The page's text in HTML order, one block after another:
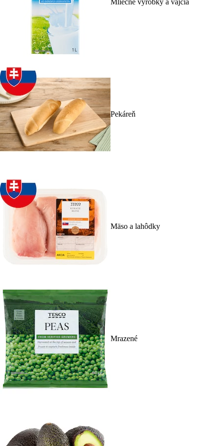
Mliečne výrobky a vajcia
Pekáreň
Mäso a lahôdky
Mrazené